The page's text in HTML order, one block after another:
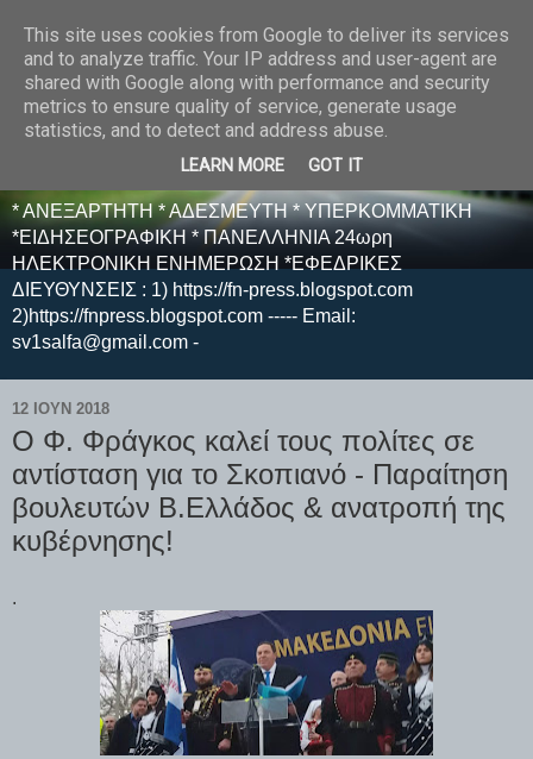
E F E N P R E S S -
ΗΛΕΚΤΡΟΝΙΚΗ
ΕΦΗΜΕΡΙΔΑ
* ΑΝΕΞΑΡΤΗΤΗ * ΑΔΕΣΜΕΥΤΗ * ΥΠΕΡΚΟΜΜΑΤΙΚΗ
*ΕΙΔΗΣΕΟΓΡΑΦΙΚΗ * ΠΑΝΕΛΛΗΝΙΑ 24ωρη
ΗΛΕΚΤΡΟΝΙΚΗ ΕΝΗΜΕΡΩΣΗ *ΕΦΕΔΡΙΚΕΣ
ΔΙΕΥΘΥΝΣΕΙΣ : 1) https://fn-press.blogspot.com
2)https://fnpress.blogspot.com ----- Email:
sv1salfa@gmail.com -
12 ΙΟΥΝ 2018
Ο Φ. Φράγκος καλεί τους πολίτες σε
αντίσταση για το Σκοπιανό - Παραίτηση
βουλευτών Β.Ελλάδος & ανατροπή της
κυβέρνησης!
.
This site uses cookies from Google to deliver its services
and to analyze traffic. Your IP address and user-agent are
shared with Google along with performance and security
metrics to ensure quality of service, generate usage
statistics, and to detect and address abuse.
LEARN MORE GOT IT